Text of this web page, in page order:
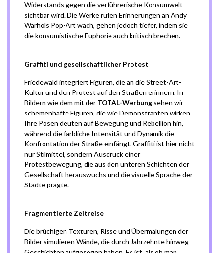
Widerstands gegen die verführerische Konsumwelt
sichtbar wird. Die Werke rufen Erinnerungen an Andy
Warhols Pop-Art wach, gehen jedoch tiefer, indem sie
die konsumistische Euphorie auch kritisch brechen.
Graffiti und gesellschaftlicher Protest
Friedewald integriert Figuren, die an die Street-Art-
Kultur und den Protest auf den Straßen erinnern. In
Bildern wie dem mit der TOTAL-Werbung sehen wir
schemenhafte Figuren, die wie Demonstranten wirken.
Ihre Posen deuten auf Bewegung und Rebellion hin,
während die farbliche Intensität und Dynamik die
Konfrontation der Straße einfängt. Graffiti ist hier nicht
nur Stilmittel, sondern Ausdruck einer
Protestbewegung, die aus den unteren Schichten der
Gesellschaft herauswuchs und die visuelle Sprache der
Städte prägte.
Fragmentierte Zeitreise
Die brüchigen Texturen, Risse und Übermalungen der
Bilder simulieren Wände, die durch Jahrzehnte hinweg